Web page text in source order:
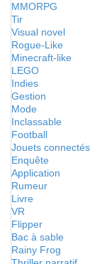
MMORPG
Tir
Visual novel
Rogue-Like
Minecraft-like
LEGO
Indies
Gestion
Mode
Inclassable
Football
Jouets connectés
Enquête
Application
Rumeur
Livre
VR
Flipper
Bac à sable
Rainy Frog